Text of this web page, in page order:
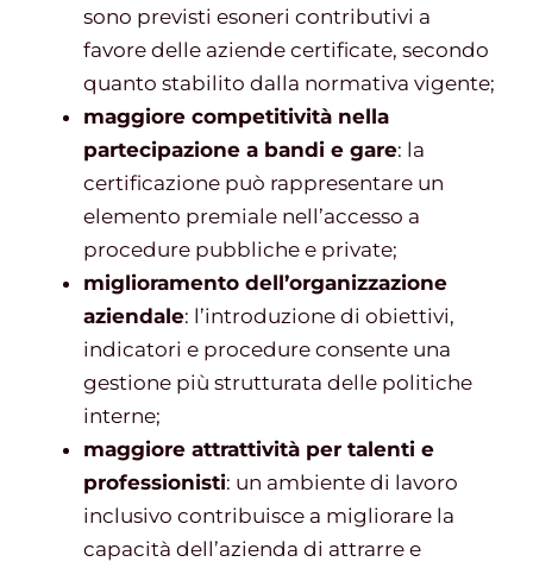
sono previsti esoneri contributivi a
favore delle aziende certificate, secondo
quanto stabilito dalla normativa vigente;
maggiore competitività nella
partecipazione a bandi e gare: la
certificazione può rappresentare un
elemento premiale nell’accesso a
procedure pubbliche e private;
miglioramento dell’organizzazione
aziendale: l’introduzione di obiettivi,
indicatori e procedure consente una
gestione più strutturata delle politiche
interne;
maggiore attrattività per talenti e
professionisti: un ambiente di lavoro
inclusivo contribuisce a migliorare la
capacità dell’azienda di attrarre e